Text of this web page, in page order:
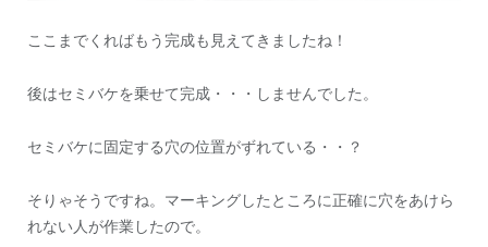
ここまでくればもう完成も見えてきましたね！
後はセミバケを乗せて完成・・・しませんでした。
セミバケに固定する穴の位置がずれている・・？
そりゃそうですね。マーキングしたところに正確に穴をあけら
れない人が作業したので。